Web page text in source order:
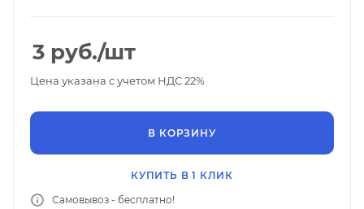
3 руб./шт
Цена указана с учетом НДС 22%
В КОРЗИНУ
КУПИТЬ В 1 КЛИК
Самовывоз - бесплатно!